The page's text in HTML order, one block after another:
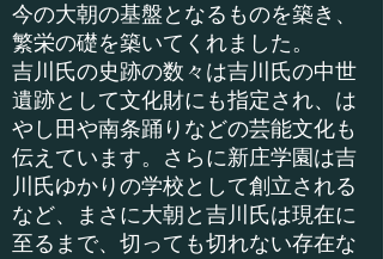
今の大朝の基盤となるものを築き、
繁栄の礎を築いてくれました。
吉川氏の史跡の数々は吉川氏の中世
遺跡として文化財にも指定され、は
やし田や南条踊りなどの芸能文化も
伝えています。さらに新庄学園は吉
川氏ゆかりの学校として創立される
など、まさに大朝と吉川氏は現在に
至るまで、切っても切れない存在な